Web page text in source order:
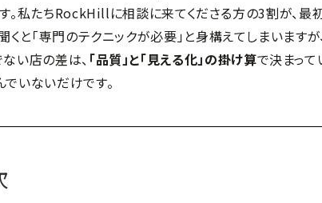
。私たちRockHillに相談に来てくださる方の3割が、最
くと「専門のテクニックが必要」と身構えてしまいます
い店の差は、 「品質」と「見える化」の掛け算で決まって
いないだけです。